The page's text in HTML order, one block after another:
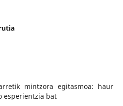
mintzora egitasmoa: haur
esperientzia bat